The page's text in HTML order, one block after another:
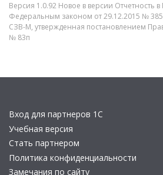
Версия 1.0.92 Новое в версии Отчетность
Федеральным законом от 29.12.2015 №
СЗВ-М, утвержденная постановлением
№ 83п
Вход для партнеров 1С
Учебная версия
Стать партнером
Политика конфиденциальности
Замечания по сайту